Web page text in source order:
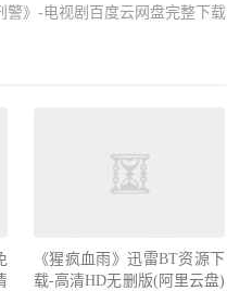
警》-电视剧百度云网盘完整下载
《猩疯血雨》迅雷BT资源下
载-高清HD无删版(阿里云盘)